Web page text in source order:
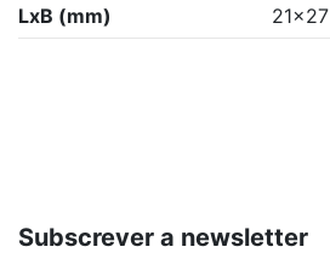
LxB (mm)
21x27
Subscrever a newsletter